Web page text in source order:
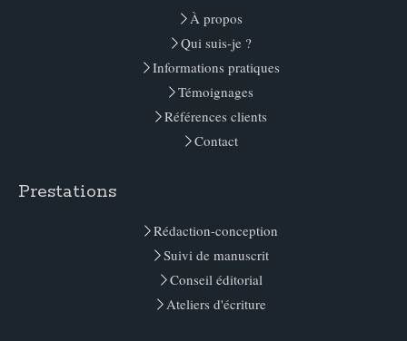
À propos
Qui suis-je ?
Informations pratiques
Témoignages
Références clients
Contact
Prestations
Rédaction-conception
Suivi de manuscrit
Conseil éditorial
Ateliers d'écriture